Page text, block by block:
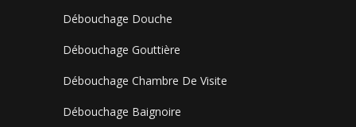
Débouchage Douche
Débouchage Gouttière
Débouchage Chambre De Visite
Débouchage Baignoire